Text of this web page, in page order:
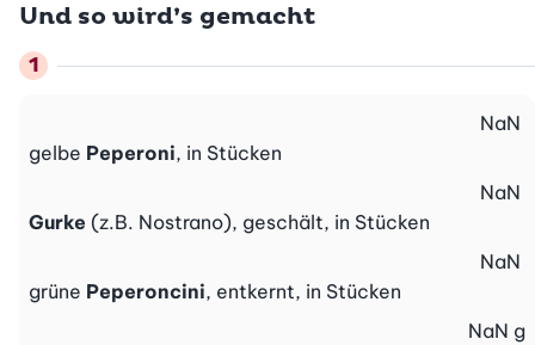
Und so wird’s gemacht
gelbe Peperoni, in Stücken
NaN
Gurke (z.B. Nostrano), geschält, in Stücken
NaN
grüne Peperoncini, entkernt, in Stücken
NaN
NaN g